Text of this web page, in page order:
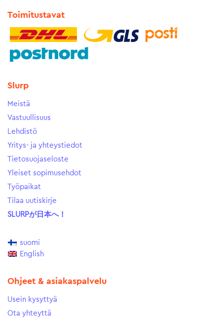
Toimitustavat
Slurp
Meistä
Vastuullisuus
Lehdistö
Yritys- ja yhteystiedot
Tietosuojaseloste
Yleiset sopimusehdot
Työpaikat
Tilaa uutiskirje
SLURPが日本へ！
suomi
English
Ohjeet & asiakaspalvelu
Usein kysyttyä
Ota yhteyttä